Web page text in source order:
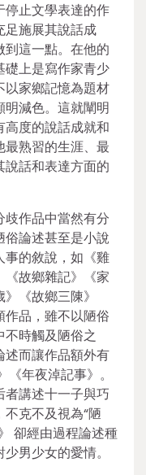
停止文學表達的作
足施展其說話成
這一點。在他的
礎上是寫作家青少
以家鄉記憶為題材
減色。這就闡明
度的說話成就和
熟習的生涯、最
話和表達方面的
作品中當然有分
論述甚至是小說
事的敘說，如《雞
故鄉雜記》《家
《故鄉三陳》
品，雖不以陋俗
時觸及陋俗之
述而讓作品額外有
年夜淖記事》。
講述十一子與巧
克不及視為“陋
卻經由過程論述種
男少女的愛情。